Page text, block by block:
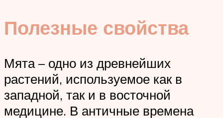
Полезные свойства
Мята – одно из древнейших
растений, используемое как в
западной, так и в восточной
медицине. В античные времена